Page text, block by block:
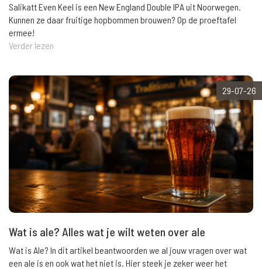
Salikatt Even Keel is een New England Double IPA uit Noorwegen.
Kunnen ze daar fruitige hopbommen brouwen? Op de proeftafel
ermee!
Verder lezen
29-07-26
Wat is ale? Alles wat je wilt weten over ale
Wat is Ale? In dit artikel beantwoorden we al jouw vragen over wat
een ale is en ook wat het niet is. Hier steek je zeker weer het